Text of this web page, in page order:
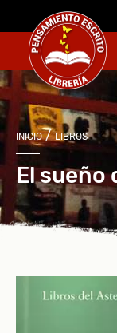
INICIO/LIBROS
El sueño